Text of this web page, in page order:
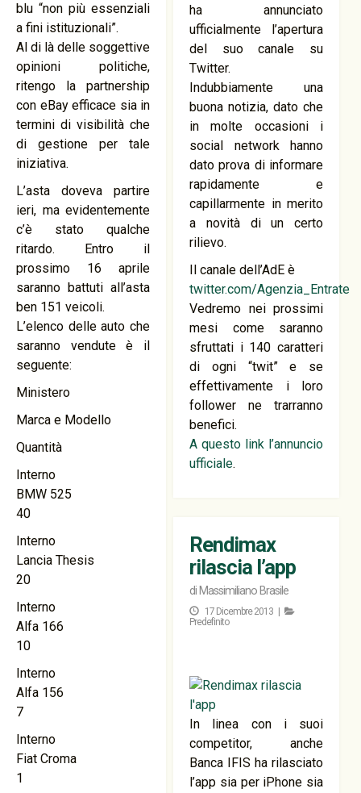
blu “non più essenziali
a fini istituzionali”.
Al di là delle soggettive
opinioni politiche,
ritengo la partnership
con eBay efficace sia in
termini di visibilità che
di gestione per tale
iniziativa.
L’asta doveva partire
ieri, ma evidentemente
c’è stato qualche
ritardo. Entro il
prossimo 16 aprile
saranno battuti all’asta
ben 151 veicoli.
L’elenco delle auto che
saranno vendute è il
seguente:
Ministero
Marca e Modello
Quantità
Interno
BMW 525
40
Interno
Lancia Thesis
20
Interno
Alfa 166
10
Interno
Alfa 156
7
Interno
Fiat Croma
1
ha annunciato
ufficialmente l’apertura
del suo canale su
Twitter.
Indubbiamente una
buona notizia, dato che
in molte occasioni i
social network hanno
dato prova di informare
rapidamente e
capillarmente in merito
a novità di un certo
rilievo.
Il canale dell’AdE è
twitter.com/Agenzia_Entrate
Vedremo nei prossimi
mesi come saranno
sfruttati i 140 caratteri
di ogni “twit” e se
effettivamente i loro
follower ne trarranno
benefici.
A questo link l’annuncio
ufficiale.
Rendimax
rilascia l’app
di Massimiliano Brasile
17 Dicembre 2013 |
Predefinito
In linea con i suoi
competitor, anche
Banca IFIS ha rilasciato
l’app sia per iPhone sia